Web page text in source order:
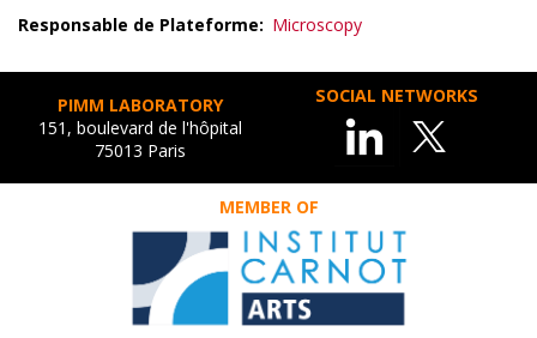
Responsable de Plateforme
Microscopy
PIMM LABORATORY
151, boulevard de l'hôpital
75013 Paris
SOCIAL NETWORKS
MEMBER OF